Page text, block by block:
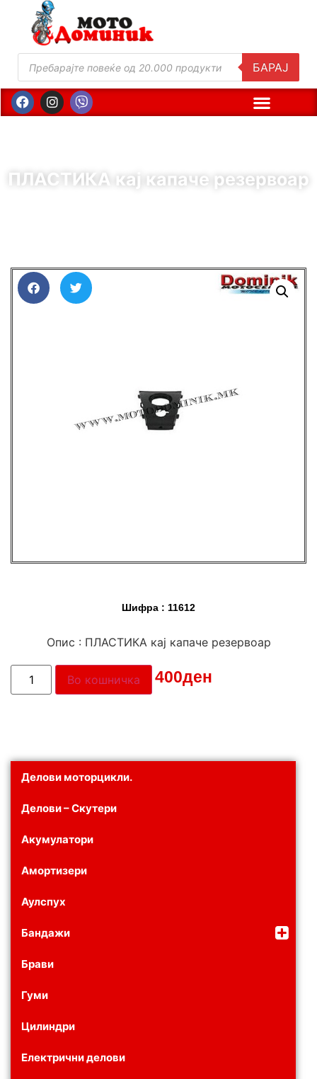
БАРАЈ
ПЛАСТИКА кај капаче резервоар
Делови моторцикли.
Делови – Скутери
Акумулатори
Амортизери
Аулспух
Бандажи
Брави
Гуми
Цилиндри
Електрични делови
Шифра : 11612
Опис : ПЛАСТИКА кај капаче резервоар
Цена: 400ден
Во кошничка